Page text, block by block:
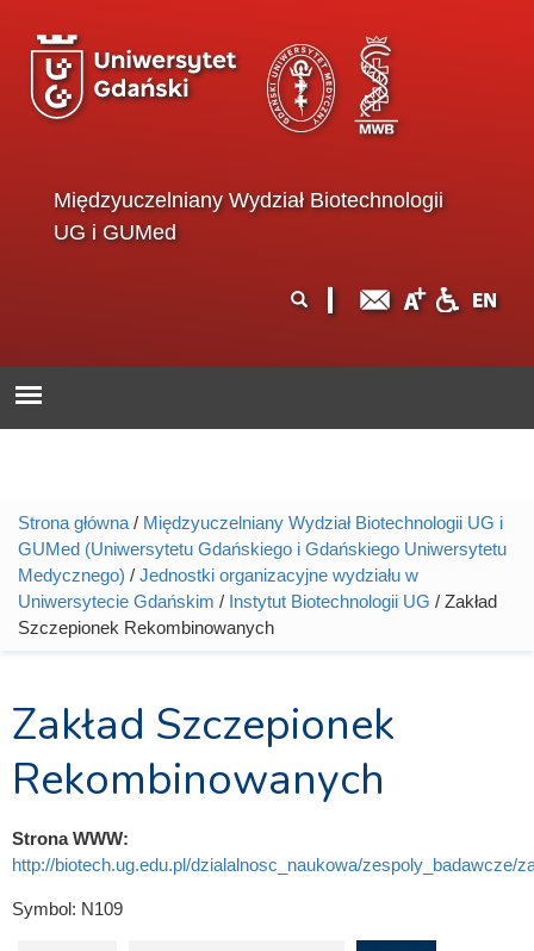
Międzyuczelniany Wydział Biotechnologii
UG i GUMed
wyszukiwania
Jesteś tutaj
Strona główna / Międzyuczelniany Wydział Biotechnologii UG i
GUMed (Uniwersytetu Gdańskiego i Gdańskiego Uniwersytetu
Medycznego) / Jednostki organizacyjne wydziału w
Uniwersytecie Gdańskim / Instytut Biotechnologii UG / Zakład
Szczepionek Rekombinowanych
Zakład Szczepionek
Rekombinowanych
Strona WWW:
http://biotech.ug.edu.pl/dzialalnosc_naukowa/zespoly_badawcze/
Symbol: N109